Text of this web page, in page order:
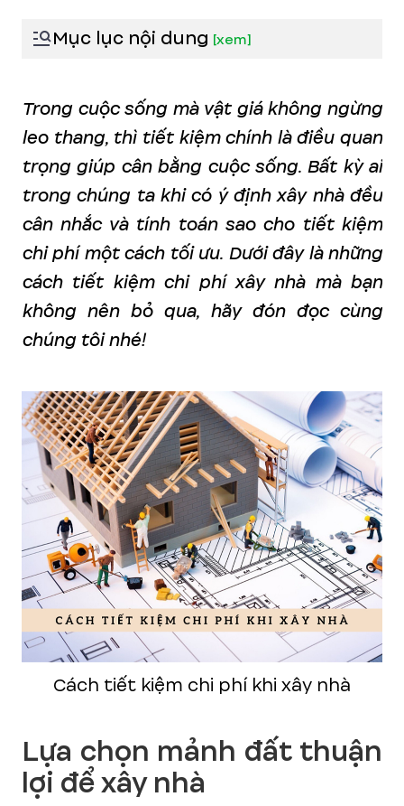
Mục lục nội dung [xem]
Trong cuộc sống mà vật giá không ngừng
leo thang, thì tiết kiệm chính là điều quan
trọng giúp cân bằng cuộc sống. Bất kỳ ai
trong chúng ta khi có ý định xây nhà đều
cân nhắc và tính toán sao cho tiết kiệm
chi phí một cách tối ưu. Dưới đây là những
cách tiết kiệm chi phí xây nhà mà bạn
không nên bỏ qua, hãy đón đọc cùng
chúng tôi nhé!
Cách tiết kiệm chi phí khi xây nhà
Lựa chọn mảnh đất thuận
lợi để xây nhà